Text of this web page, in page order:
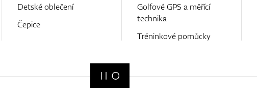
Detské oblečení
Čepice
Golfové GPS a měřící
technika
Tréninkové pomůcky